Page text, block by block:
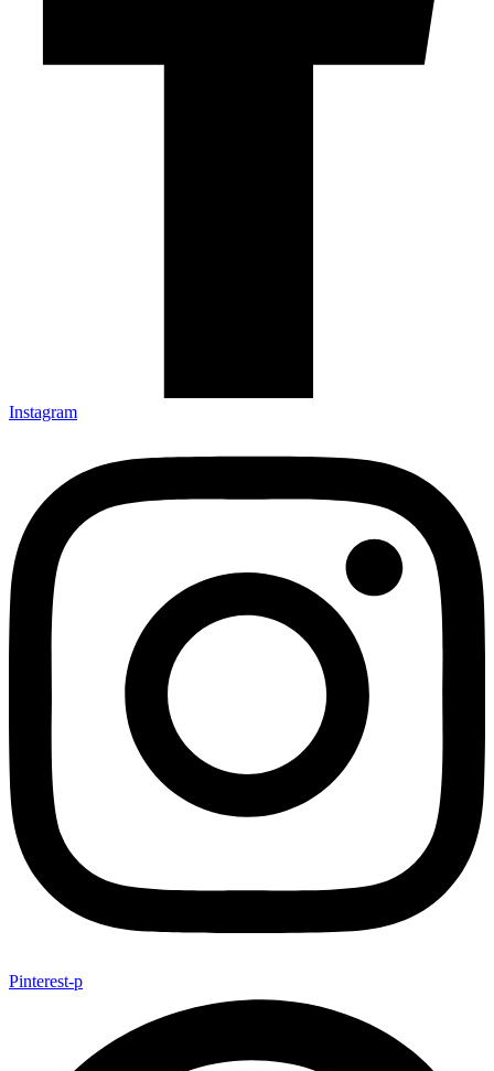
Instagram
Pinterest-p